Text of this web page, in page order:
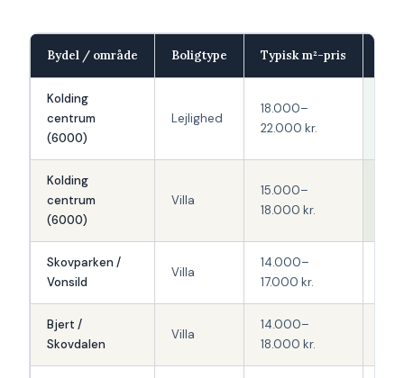
Bydel / område Boligtype Typisk m²-pris
Kolding
centrum
(6000)
Lejlighed
18.000–
22.000 kr.
Kolding
centrum
(6000)
Villa
15.000–
18.000 kr.
Skovparken /
Vonsild
Villa
14.000–
17.000 kr.
Bjert /
Skovdalen
Villa
14.000–
18.000 kr.